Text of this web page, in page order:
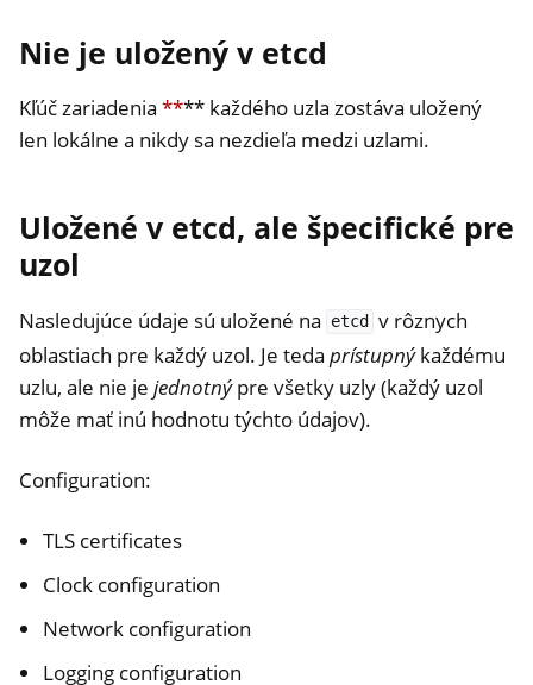
Nie je uložený v etcd
Kľúč zariadenia **** každého uzla zostáva uložený
len lokálne a nikdy sa nezdieľa medzi uzlami.
Uložené v etcd, ale špecifické pre
uzol
Nasledujúce údaje sú uložené na etcd
v rôznych
oblastiach pre každý uzol. Je teda prístupnýkaždému
uzlu, ale nie je jednotnýpre všetky uzly (každý uzol
môže mať inú hodnotu týchto údajov).
Configuration:
TLS certificates
Clock configuration
Network configuration
Logging configuration